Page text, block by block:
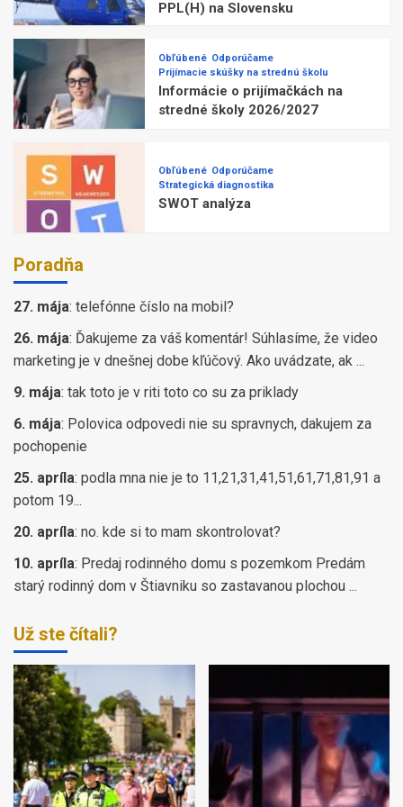
PPL(H) na Slovensku
Obľúbené Odporúčame
Prijímacie skúšky na strednú školu
Informácie o prijímačkách na
stredné školy 2026/2027
Obľúbené Odporúčame
Strategická diagnostika
SWOT analýza
Poradňa
27. mája: telefónne číslo na mobil?
26. mája: Ďakujeme za váš komentár! Súhlasíme, že video
marketing je v dnešnej dobe kľúčový. Ako uvádzate, ak ...
9. mája: tak toto je v riti toto co su za priklady
6. mája: Polovica odpovedi nie su spravnych, dakujem za
pochopenie
25. apríla: podla mna nie je to 11,21,31,41,51,61,71,81,91 a
potom 19...
20. apríla: no. kde si to mam skontrolovat?
10. apríla: Predaj rodinného domu s pozemkom Predám
starý rodinný dom v Štiavniku so zastavanou plochou ...
Už ste čítali?